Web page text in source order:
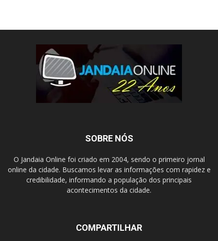
SOBRE NÓS
O Jandaia Online foi criado em 2004, sendo o primeiro jornal
online da cidade. Buscamos levar as informações com rapidez e
credibilidade, informando a população dos principais
acontecimentos da cidade.
COMPARTILHAR